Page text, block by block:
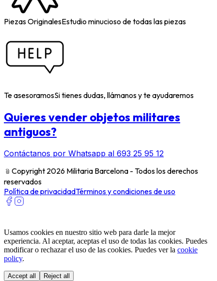
Piezas OriginalesEstudio minucioso de todas las piezas
Te asesoramosSi tienes dudas, llámanos y te ayudaremos
Quieres vender objetos militares
antiguos?
Contáctanos por Whatsapp al 693 25 95 12
﹫ Copyright 2026 Militaria Barcelona - Todos los derechos
reservados
Política de privacidadTérminos y condiciones de uso
Usamos cookies en nuestro sitio web para darle la mejor
experiencia. Al aceptar, aceptas el uso de todas las cookies. Puedes
modificar o rechazar el uso de las cookies. Puedes ver la cookie
policy.
Accept all Reject all